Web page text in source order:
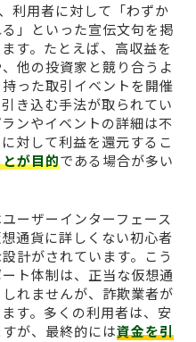
利用者に対して「わずか
」といった宣伝文句を掲
す。たとえば、高収益を
他の投資家と競り合うよ
った取引イベントを開催
き込む手法が取られてい
ンやイベントの詳細は不
対して利益を還元するこ
が目的である場合が多い
ーザーインターフェース
通貨に詳しくない初心者
計がされています。こう
ト体制は、正当な仮想通
れませんが、詐欺業者が
す。多くの利用者は、安
が、最終的には資金を引